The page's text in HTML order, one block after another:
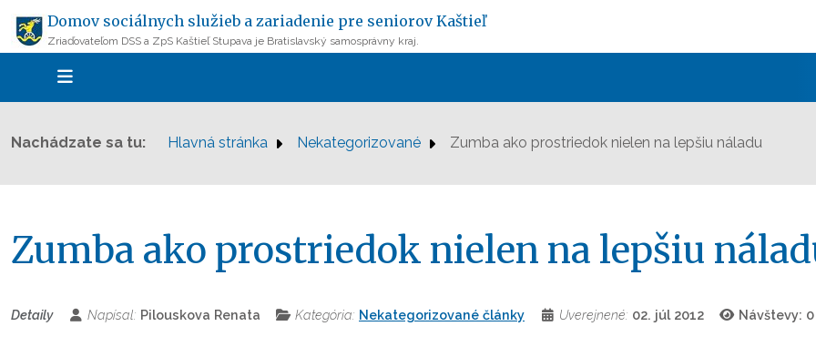
Domov sociálnych služieb a zariadenie pre seniorov Kaštieľ
Zriaďovateľom DSS a ZpS Kaštieľ Stupava je Bratislavský samosprávny kraj.
Nachádzate sa tu: Hlavná stránka Nekategorizované Zumba ako prostriedok nielen na lepšiu náladu
Zumba ako prostriedok nielen na lepšiu
Detaily Napísal: Pilouskova Renata Kategória: Nekategorizované články Uverejnené: 02. júl 2012 Návštevy: 0